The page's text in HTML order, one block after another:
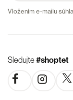
Vložením e-mailu
Sledujte#shoptet